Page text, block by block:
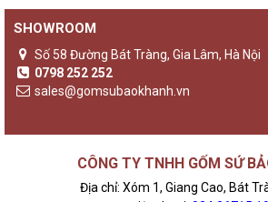
SHOWROOM
Số 58 Đường Bát Tràng, Gia Lâm, Hà Nội
0798 252 252
sales@gomsubaokhanh.vn
CÔNG TY TNHH GỐM SỨ
Địa chỉ: Xóm 1, Giang Cao, Bát